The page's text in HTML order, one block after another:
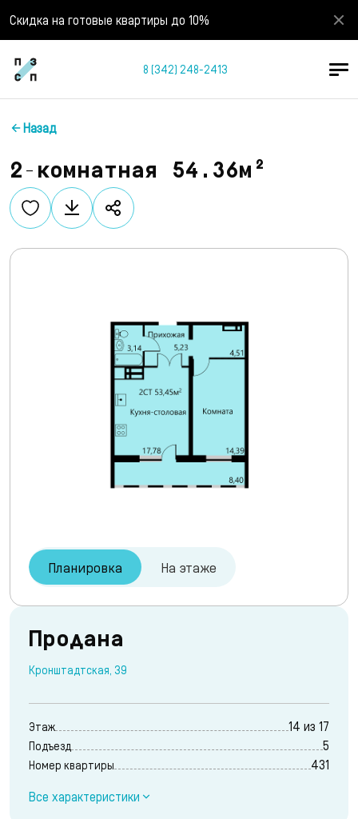
Скидка на готовые квартиры до 10%
8 (342) 248-2413
Назад
2-комнатная 54.36м²
Планировка На этаже
Продана
Кронштадтская, 39
Этаж 14 из 17
Подъезд 5
Номер квартиры 431
Все характеристики